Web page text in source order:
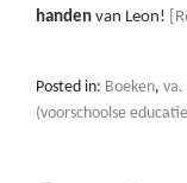
handen van Leon!
Posted in: Boeken, va.
(voorschoolse